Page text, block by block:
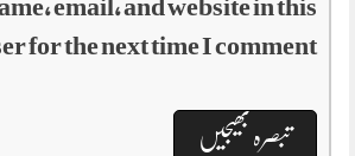
email, and website in this
for the next time I comment.